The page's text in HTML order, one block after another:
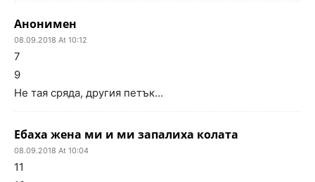
Анонимен
08.09.2018 At 10:12
7
9
Не тая сряда, другия петък…
Ебаха жена ми и ми запалиха колата
08.09.2018 At 10:04
11